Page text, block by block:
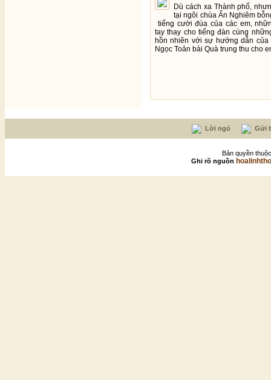
Dù cách xa Thành phố,
tại ngôi chùa Ấn Nghiêm
tiếng cười đùa của các em,
tay thay cho tiếng đàn cùng
hồn nhiên với sự hướng dẫn của
Ngọc Toản bài Quà trung thu cho
Lời ngỏ Gửi
Bản quyền
Ghi rõ nguồn